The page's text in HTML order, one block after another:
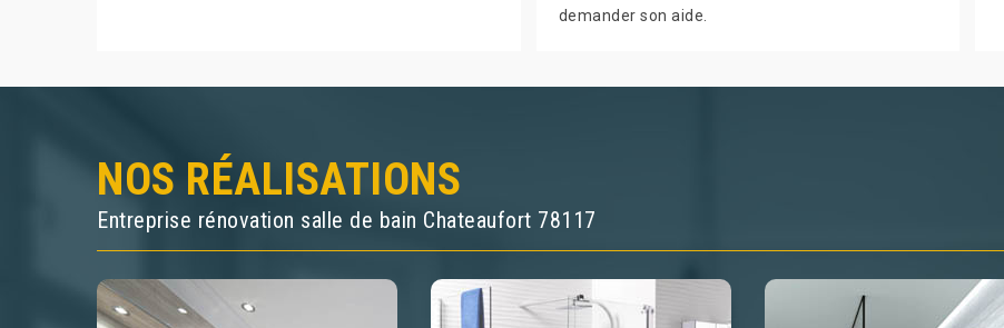
demander son aide.
NOS RÉALISATIONS
Entreprise rénovation salle de bain Chateaufort 78117